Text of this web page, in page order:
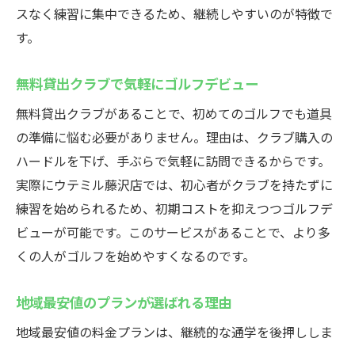
インドアゴルフスクールで身軽に通える理
初心者にも安心なサポート体制の魅力
練習通い放題の使い方とメリット
ゴルフ初心者が感じる始めやすさとは
忙しい方に最適！藤沢駅の24時間営業ゴルフ
仕事帰りに便利なインドアゴルフスクール
早朝や深夜も利用できる練習環境
藤沢駅近くで無理なく続くゴルフ習慣
初心者も安心のスケジュール自由度
健康維持をサポートするゴルフ練習場
スなく練習に集中できるため、継続しやすいのが特徴で
す。
無料貸出クラブで気軽にゴルフデビュー
無料貸出クラブがあることで、初めてのゴルフでも道具
の準備に悩む必要がありません。理由は、クラブ購入の
ハードルを下げ、手ぶらで気軽に訪問できるからです。
実際にウテミル藤沢店では、初心者がクラブを持たずに
練習を始められるため、初期コストを抑えつつゴルフデ
ビューが可能です。このサービスがあることで、より多
くの人がゴルフを始めやすくなるのです。
地域最安値のプランが選ばれる理由
地域最安値の料金プランは、継続的な通学を後押ししま